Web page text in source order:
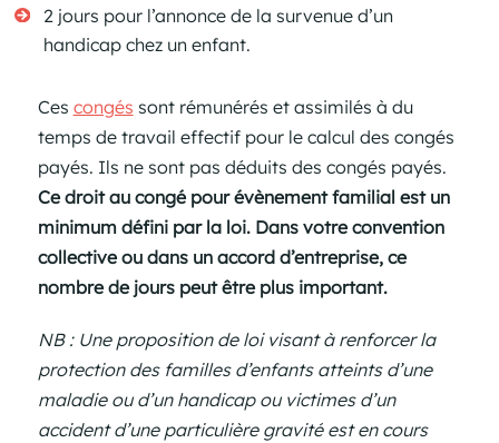
2 jours pour l’annonce de la survenue d’un
handicap chez un enfant.
Ces congés sont rémunérés et assimilés à du
temps de travail effectif pour le calcul des congés
payés. Ils ne sont pas déduits des congés payés.
Ce droit au congé pour évènement familial est un
minimum défini par la loi. Dans votre convention
collective ou dans un accord d’entreprise, ce
nombre de jours peut être plus important.
NB : Une proposition de loi visant à renforcer la
protection des familles d’enfants atteints d’une
maladie ou d’un handicap ou victimes d’un
accident d’une particulière gravité est en cours